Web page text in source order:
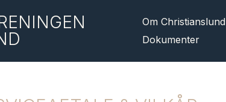
Om Christianslund
Dokumenter